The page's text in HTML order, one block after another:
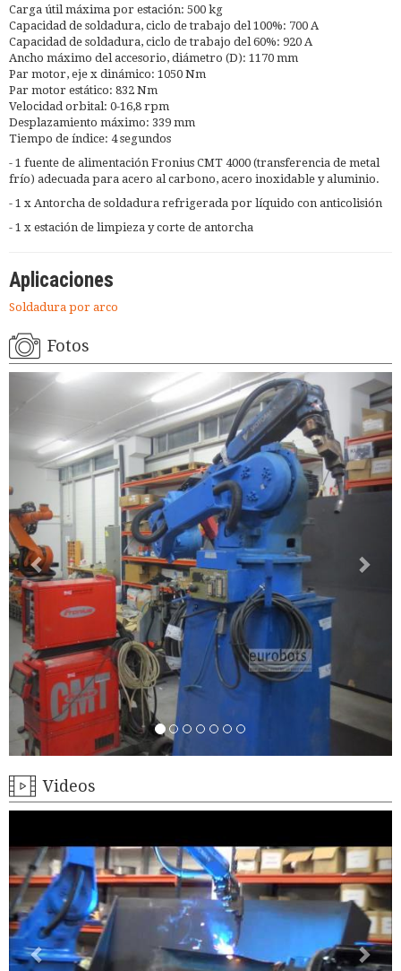
Carga útil máxima por estación: 500 kg
Capacidad de soldadura, ciclo de trabajo del 100%: 700 A
Capacidad de soldadura, ciclo de trabajo del 60%: 920 A
Ancho máximo del accesorio, diámetro (D): 1170 mm
Par motor, eje x dinámico: 1050 Nm
Par motor estático: 832 Nm
Velocidad orbital: 0-16,8 rpm
Desplazamiento máximo: 339 mm
Tiempo de índice: 4 segundos
- 1 fuente de alimentación Fronius CMT 4000 (transferencia de metal
frío) adecuada para acero al carbono, acero inoxidable y aluminio.
- 1 x Antorcha de soldadura refrigerada por líquido con anticolisión
- 1 x estación de limpieza y corte de antorcha
Aplicaciones
Soldadura por arco
Fotos
Videos